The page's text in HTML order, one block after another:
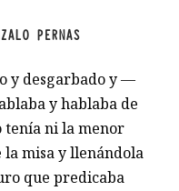
PERNAS
y desgarbado y —
y hablaba de
tenía ni la menor
misa y llenándola
que predicaba